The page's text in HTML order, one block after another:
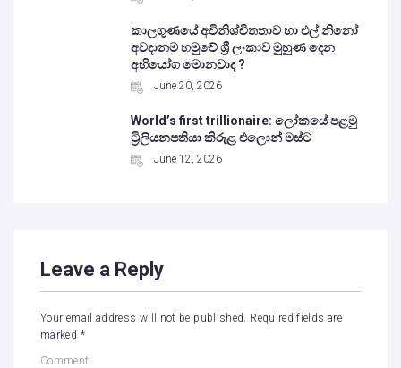
කාලගුණයේ අවිනිශ්චිතතාව හා එල් නිනෝ
අවදානම හමුවේ ශ්‍රී ලංකාව මුහුණ දෙන
අභියෝග මොනවාද ?
June 20, 2026
World’s first trillionaire: ලෝකයේ පළමු
ට්‍රිලියනපතියා කිරුළ එලොන් මස්ට
June 12, 2026
Leave a Reply
Your email address will not be published. Required fields are
marked *
Comment